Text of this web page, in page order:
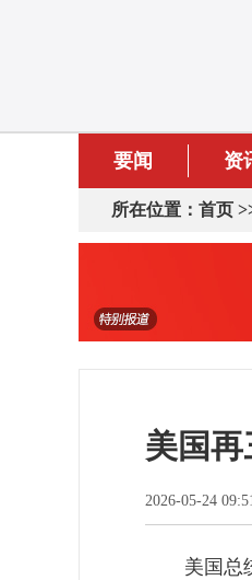
要闻 资
所在位置： 首页
美国
2026-05-24
美国总